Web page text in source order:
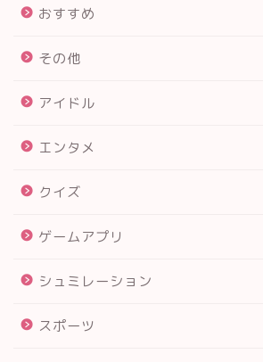
おすすめ
その他
アイドル
エンタメ
クイズ
ゲームアプリ
シュミレーション
スポーツ